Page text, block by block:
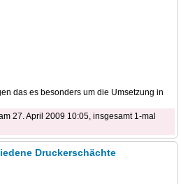
das es besonders um die Umsetzung in
27. April 2009 10:05, insgesamt 1-mal
Druckerschächte